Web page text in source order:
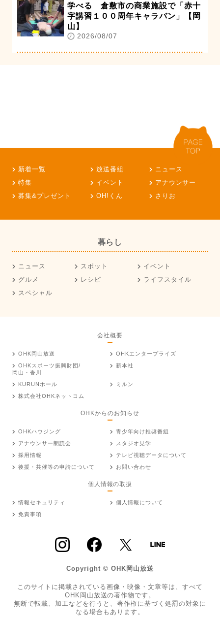
学べる 倉敷市の商業施設で「赤十
字講習１００周年キャラバン」【岡
山】
2026/08/07
新着一覧 放送番組
ニュース
特集
イベント
アナウンサー
募集&プレゼント
OH!くん さりお
暮らし
ニュース スポット
イベント
グルメ
レシピ
ライフスタイル
スペシャル
会社概要
OHK岡山放送
OHKエンタープライズ
OHKスポーツ振興財団/
岡山・香川
新本社
KURUNホール
ミルン
株式会社OHKネットコム
OHKからのお知らせ
OHKハウジング
青少年向け推奨番組
アナウンサー朗読会
スタジオ見学
採用情報
テレビ視聴データについて
後援・共催等の申請について
お問い合わせ
個人情報の取扱
情報セキュリティ
個人情報について
免責事項
Copyright © OHK岡山放送
このサイトに掲載されている画像・映像・文章等は、すべて
OHK岡山放送の著作物です。
無断で転載、加工などを行うと、著作権に基づく処罰の対象に
なる場合もあります。